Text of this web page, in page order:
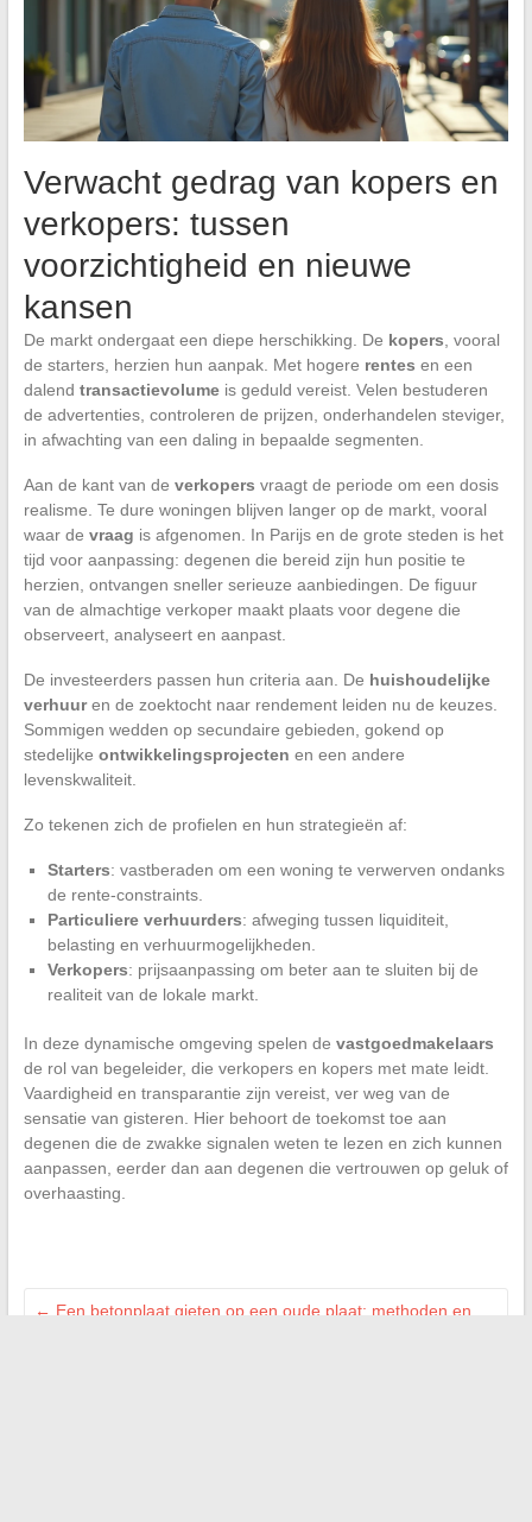
Verwacht gedrag van kopers en
verkopers: tussen
voorzichtigheid en nieuwe
kansen
De markt ondergaat een diepe herschikking. De kopers , vooral
de starters, herzien hun aanpak. Met hogere rentes en een
dalend transactievolumeis geduld vereist. Velen bestuderen
de advertenties, controleren de prijzen, onderhandelen steviger,
in afwachting van een daling in bepaalde segmenten.
Aan de kant van de verkopers vraagt de periode om een dosis
realisme. Te dure woningen blijven langer op de markt, vooral
waar de vraag is afgenomen. In Parijs en de grote steden is het
tijd voor aanpassing: degenen die bereid zijn hun positie te
herzien, ontvangen sneller serieuze aanbiedingen. De figuur
van de almachtige verkoper maakt plaats voor degene die
observeert, analyseert en aanpast.
De investeerders passen hun criteria aan. De huishoudelijke
verhuuren de zoektocht naar rendement leiden nu de keuzes.
Sommigen wedden op secundaire gebieden, gokend op
stedelijke ontwikkelingsprojecten en een andere
levenskwaliteit.
Zo tekenen zich de profielen en hun strategieën af:
Starters: vastberaden om een woning te verwerven ondanks
de rente-constraints.
Particuliere verhuurders: afweging tussen liquiditeit,
belasting en verhuurmogelijkheden.
Verkopers: prijsaanpassing om beter aan te sluiten bij de
realiteit van de lokale markt.
In deze dynamische omgeving spelen de vastgoedmakelaars
de rol van begeleider, die verkopers en kopers met mate leidt.
Vaardigheid en transparantie zijn vereist, ver weg van de
sensatie van gisteren. Hier behoort de toekomst toe aan
degenen die de zwakke signalen weten te lezen en zich kunnen
aanpassen, eerder dan aan degenen die vertrouwen op geluk of
overhaasting.
← Een betonplaat gieten op een oude plaat: methoden en